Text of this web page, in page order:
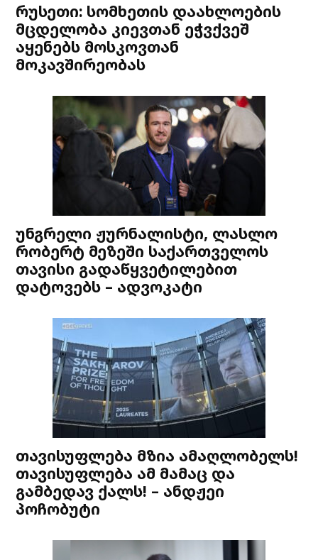
რუსეთი: სომხეთის დაახლოების
მცდელობა კიევთან ეჭვქვეშ
აყენებს მოსკოვთან
მოკავშირეობას
უნგრელი ჟურნალისტი, ლასლო
რობერტ მეზეში საქართველოს
თავისი გადაწყვეტილებით
დატოვებს – ადვოკატი
თავისუფლება მზია ამაღლობელს!
თავისუფლება ამ მამაც და
გამბედავ ქალს! – ანდჟეი
პოჩობუტი